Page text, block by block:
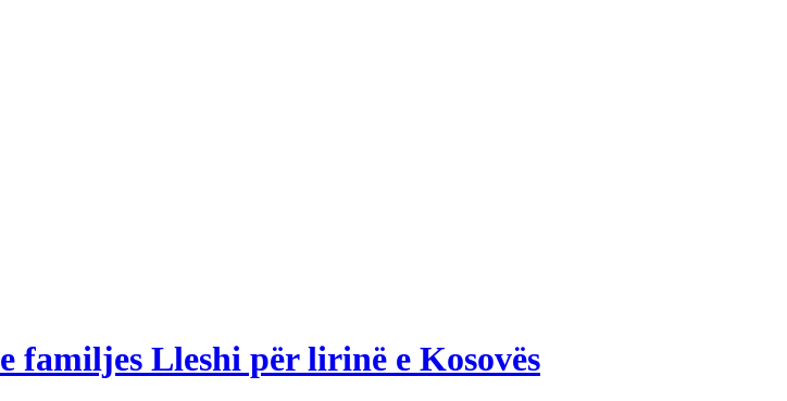
Lleshi për lirinë e Kosovës